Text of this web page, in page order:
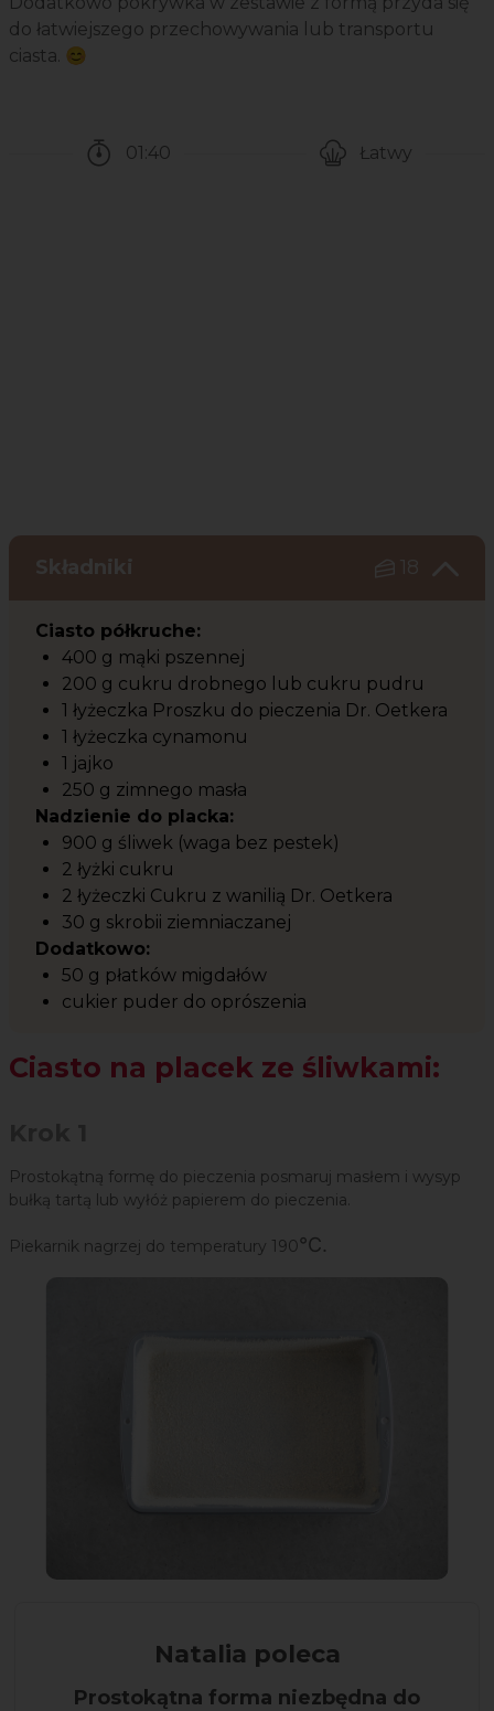
do łatwiejszego przechowywania lub transportu
ciasta. 😊
01:40
Łatwy
Składniki 18
Ciasto półkruche:
400 g mąki pszennej
200 g cukru drobnego lub cukru pudru
1 łyżeczka Proszku do pieczenia Dr. Oetkera
1 łyżeczka cynamonu
1 jajko
250 g zimnego masła
Nadzienie do placka:
900 g śliwek (waga bez pestek)
2 łyżki cukru
2 łyżeczki Cukru z wanilią Dr. Oetkera
30 g skrobii ziemniaczanej
Dodatkowo:
50 g płatków migdałów
cukier puder do oprószenia
Ciasto na placek ze śliwkami:
Prostokątną formę do pieczenia posmaruj masłem i wysyp
bułką tartą lub wyłóż papierem do pieczenia.
Piekarnik nagrzej do temperatury 190°C.
Natalia poleca
Prostokątna forma niezbędna do